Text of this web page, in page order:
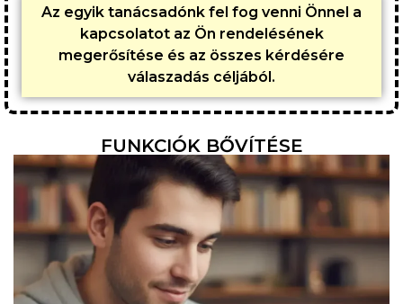
Az egyik tanácsadónk fel fog venni Önnel a
kapcsolatot az Ön rendelésének
megerősítése és az összes kérdésére
válaszadás céljából.
FUNKCIÓK BŐVÍTÉSE